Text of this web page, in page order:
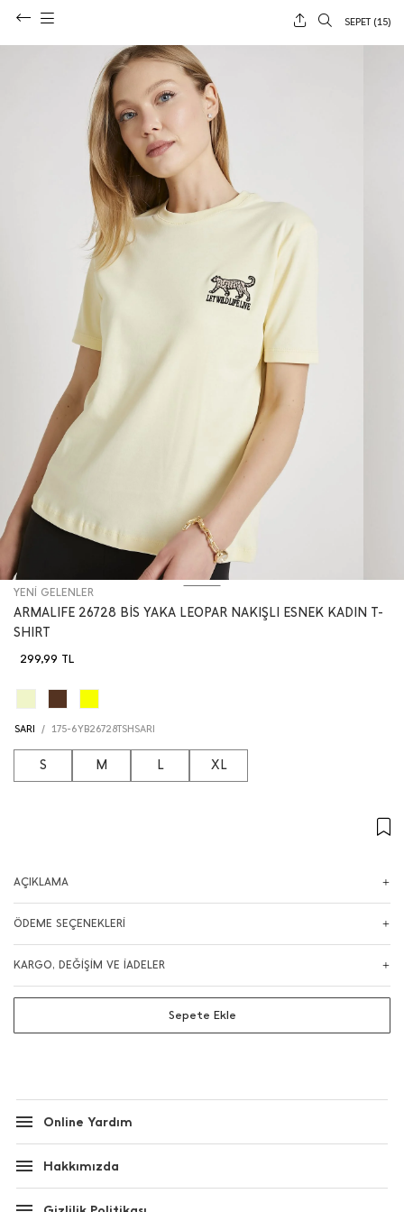
SEPET (15)
YENİ GELENLER
ARMALIFE 26728 BİS YAKA LEOPAR NAKIŞLI ESNEK KADIN T-
SHIRT
299,99 TL
S M L XL
SARI / 175-6YB26728TSHSARI
Sepete Ekle
AÇIKLAMA
ÖDEME SEÇENEKLERİ
KARGO, DEĞİŞİM VE İADELER
Online Yardım
Hakkımızda